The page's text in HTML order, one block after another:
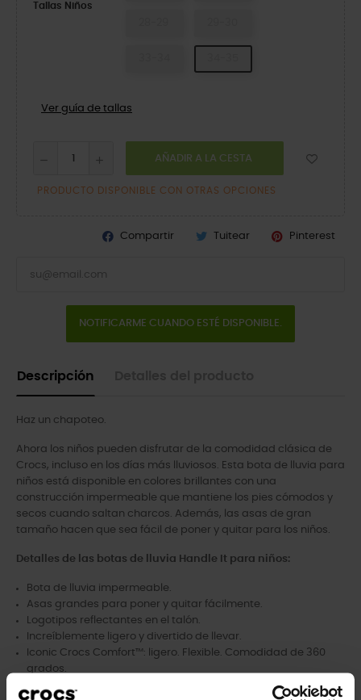
Tallas Niños
Ver guía de tallas
AÑADIR A LA CESTA
PRODUCTO DISPONIBLE CON OTRAS OPCIONES
Compartir Tuitear Pinterest
NOTIFICARME CUANDO ESTÉ DISPONIBLE.
Descripción
Haz un chapoteo.
Ahora los niños pueden disfrutar de la comodidad clásica de
Crocs, incluso en los días más lluviosos. Esta bota de lluvia para
niños está disponible en colores brillantes con una
construcción impermeable que mantiene los pies cómodos y
secos cuando saltan charcos. Además, las asas de gran
tamaño hacen que sea fácil de poner y quitar para los niños.
Detalles de las botas de lluvia Handle It para niños:
Bota de lluvia impermeable.
Asas grandes para poner y quitar fácilmente.
Logotipos reflectantes en el talón.
Increíblemente ligero y divertido de llevar.
Iconic Crocs Comfort™: ligero. Flexible. Comodidad de 360
grados.